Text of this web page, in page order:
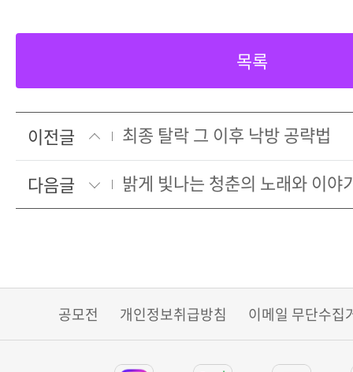
목록
이전글
최종 탈락 그 이후 낙방 공략법
다음글
밝게 빛나는 청춘의 노래와 이야
공모전 개인정보취급방침 이메일 무단수집